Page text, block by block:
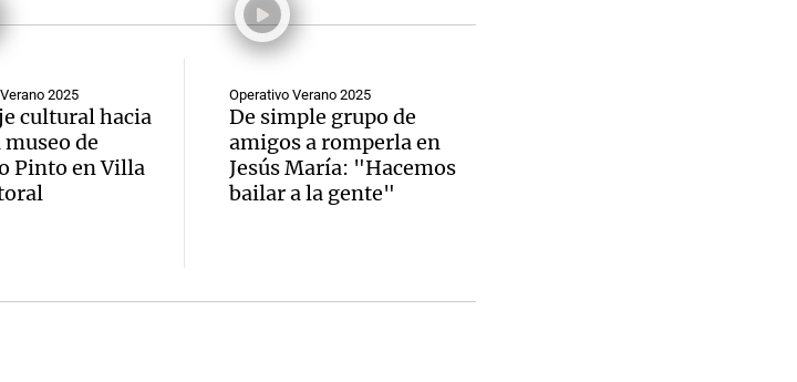
2025
cultural hacia
museo de
Pinto en Villa
Operativo Verano 2025
De simple grupo de
amigos a romperla en
Jesús María: "Hacemos
bailar a la gente"